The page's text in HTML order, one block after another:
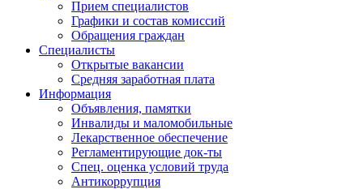
Прием специалистов
Графики и состав комиссий
Обращения граждан
Специалисты
Открытые вакансии
Средняя заработная плата
Информация
Объявления, памятки
Инвалиды и маломобильные
Лекарственное обеспечение
Регламентирующие док-ты
Спец. оценка условий труда
Антикоррупция